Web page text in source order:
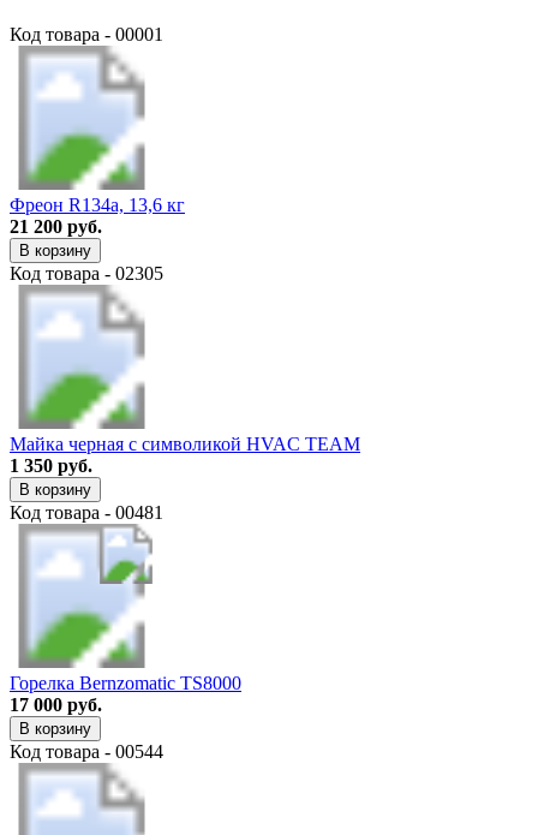
Код товара - 00001
Фреон R134a, 13,6 кг
21 200 руб.
В корзину
Код товара - 02305
Майка черная с символикой HVAC TEAM
1 350 руб.
В корзину
Код товара - 00481
Горелка Bernzomatic TS8000
17 000 руб.
В корзину
Код товара - 00544